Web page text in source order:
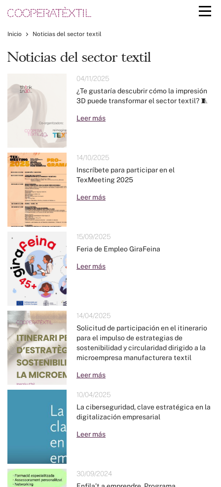
Inicio Noticias del sector textil
Noticias del sector textil
04/11/2025
¿Te gustaría descubrir cómo la impresión
3D puede transformar el sector textil? 🧵
Leer más
14/10/2025
Inscríbete para participar en el
TexMeeting 2025
Leer más
15/09/2025
Feria de Empleo GiraFeina
Leer más
14/04/2025
Solicitud de participación en el itinerario
para el impulso de estrategias de
sostenibilidad y circularidad dirigido a la
microempresa manufacturera textil
Leer más
10/04/2025
La ciberseguridad, clave estratégica en la
digitalización empresarial
Leer más
30/09/2024